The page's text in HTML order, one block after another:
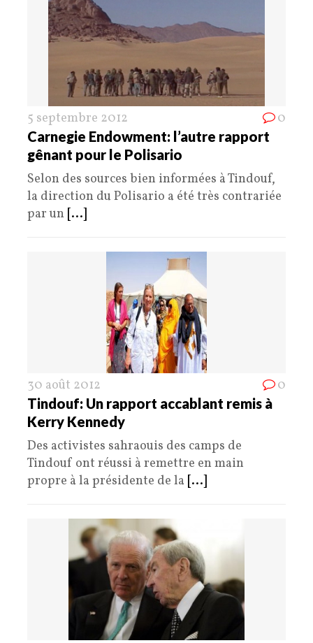
5 septembre 2012 0
Carnegie Endowment: l’autre rapport
gênant pour le Polisario
Selon des sources bien informées à Tindouf,
la direction du Polisario a été très contrariée
par un [...]
30 août 2012 0
Tindouf: Un rapport accablant remis à
Kerry Kennedy
Des activistes sahraouis des camps de
Tindouf ont réussi à remettre en main
propre à la présidente de la [...]